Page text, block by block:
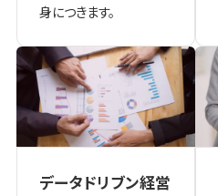
身につきます。
データドリブン経営